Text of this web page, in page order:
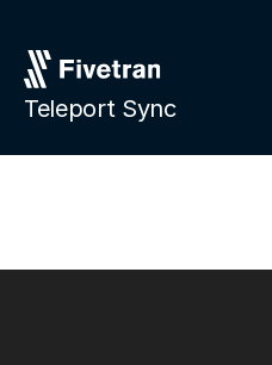
Teleport Sync